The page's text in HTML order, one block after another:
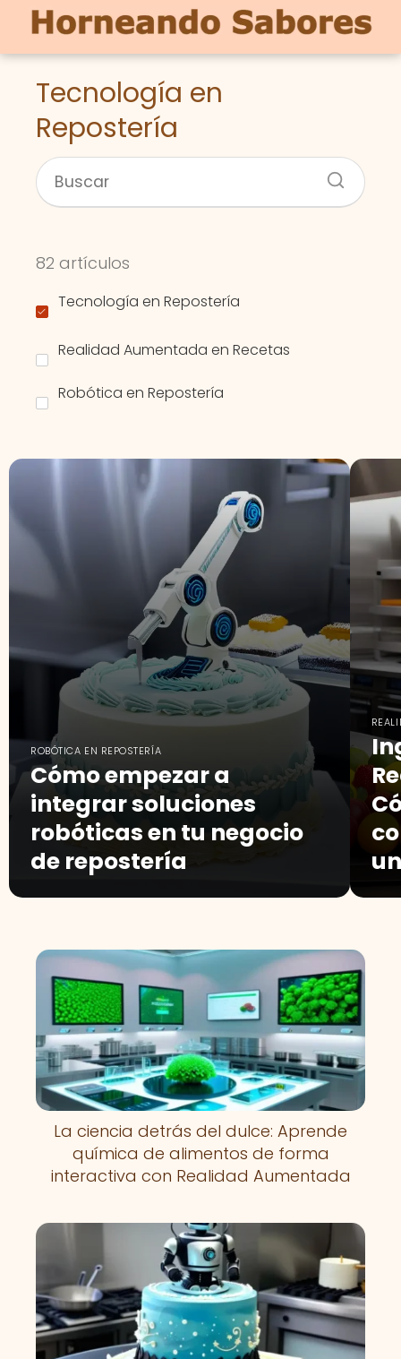
Tecnología en
Repostería
82 artículos
Tecnología en Repostería
Realidad Aumentada en Recetas
Robótica en Repostería
ROBÓTICA EN REPOSTERÍA
Cómo empezar a
integrar soluciones
robóticas en tu negocio
de repostería
La ciencia detrás del dulce: Aprende
química de alimentos de forma
interactiva con Realidad Aumentada